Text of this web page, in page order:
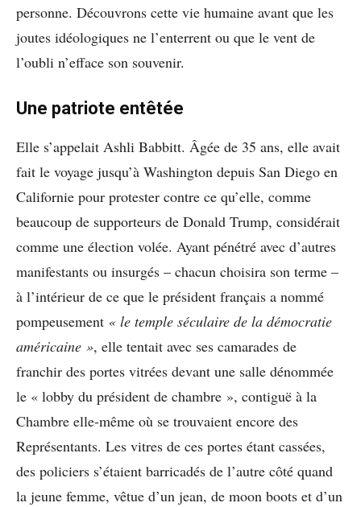
personne. Découvrons cette vie humaine avant que les
joutes idéologiques ne l’enterrent ou que le vent de
l’oubli n’efface son souvenir.
Une patriote entêtée
Elle s’appelait Ashli Babbitt. Âgée de 35 ans, elle avait
fait le voyage jusqu’à Washington depuis San Diego en
Californie pour protester contre ce qu’elle, comme
beaucoup de supporteurs de Donald Trump, considérait
comme une élection volée. Ayant pénétré avec d’autres
manifestants ou insurgés – chacun choisira son terme –
à l’intérieur de ce que le président français a nommé
pompeusement « le temple séculaire de la démocratie
américaine », elle tentait avec ses camarades de
franchir des portes vitrées devant une salle dénommée
le « lobby du président de chambre », contiguë à la
Chambre elle-même où se trouvaient encore des
Représentants. Les vitres de ces portes étant cassées,
des policiers s’étaient barricadés de l’autre côté quand
la jeune femme, vêtue d’un jean, de moon boots et d’un